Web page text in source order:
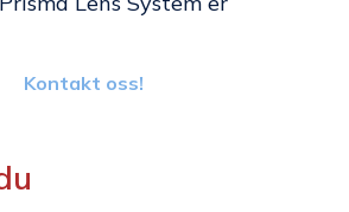
Kontakt oss!